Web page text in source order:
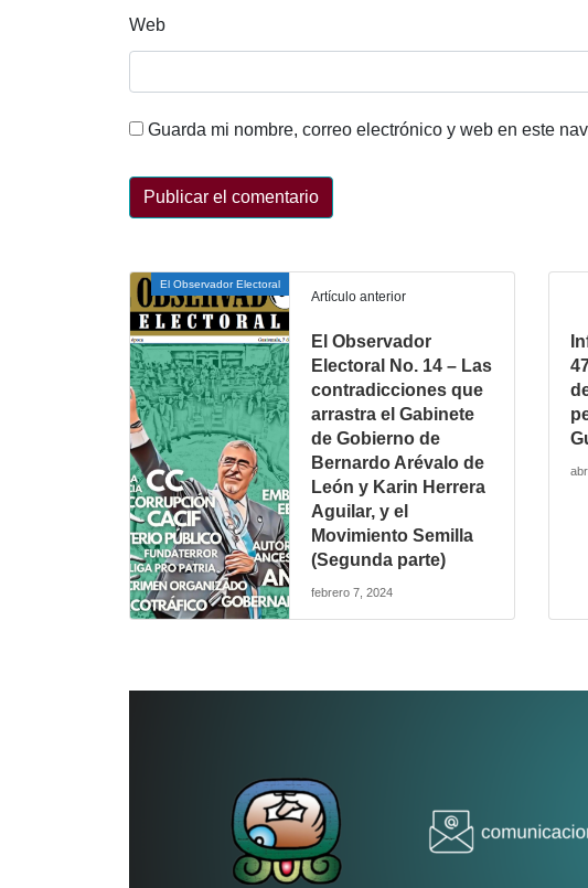
Web
Guarda mi nombre, correo electrónico y web en este
El Observador Electoral
Artículo anterior
El Observador
Electoral No. 14 – Las
contradicciones que
arrastra el Gabinete
de Gobierno de
Bernardo Arévalo de
León y Karin Herrera
Aguilar, y el
Movimiento Semilla
(Segunda parte)
febrero 7, 2024